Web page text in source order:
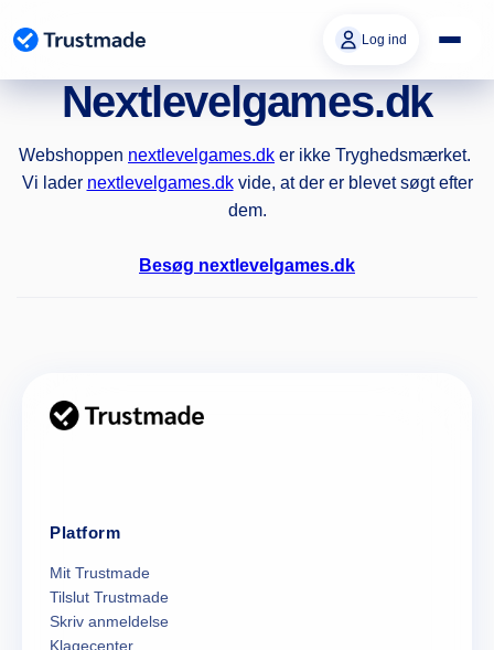
indhold
Log ind
Nextlevelgames.dk
Webshoppen nextlevelgames.dk er ikke Tryghedsmærket.
Vi lader nextlevelgames.dkvide, at der er blevet søgt efter
dem.
Besøg nextlevelgames.dk
Platform
Mit Trustmade
Tilslut Trustmade
Skriv anmeldelse
Klagecenter